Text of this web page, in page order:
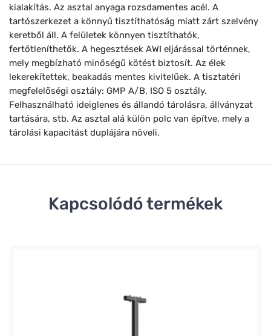
kialakítás. Az asztal anyaga rozsdamentes acél. A
tartószerkezet a könnyű tisztíthatóság miatt zárt szelvény
keretből áll. A felületek könnyen tisztíthatók,
fertőtleníthetők. A hegesztések AWI eljárással történnek,
mely megbízható minőségű kötést biztosít. Az élek
lekerekítettek, beakadás mentes kivitelűek. A tisztatéri
megfelelőségi osztály: GMP A/B, ISO 5 osztály.
Felhasználható ideiglenes és állandó tárolásra, állványzat
tartására, stb. Az asztal alá külön polc van építve, mely a
tárolási kapacitást duplájára növeli.
Kapcsolódó termékek